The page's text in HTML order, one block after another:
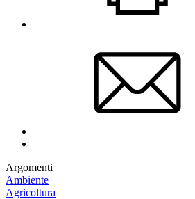
Argomenti
Ambiente
Agricoltura